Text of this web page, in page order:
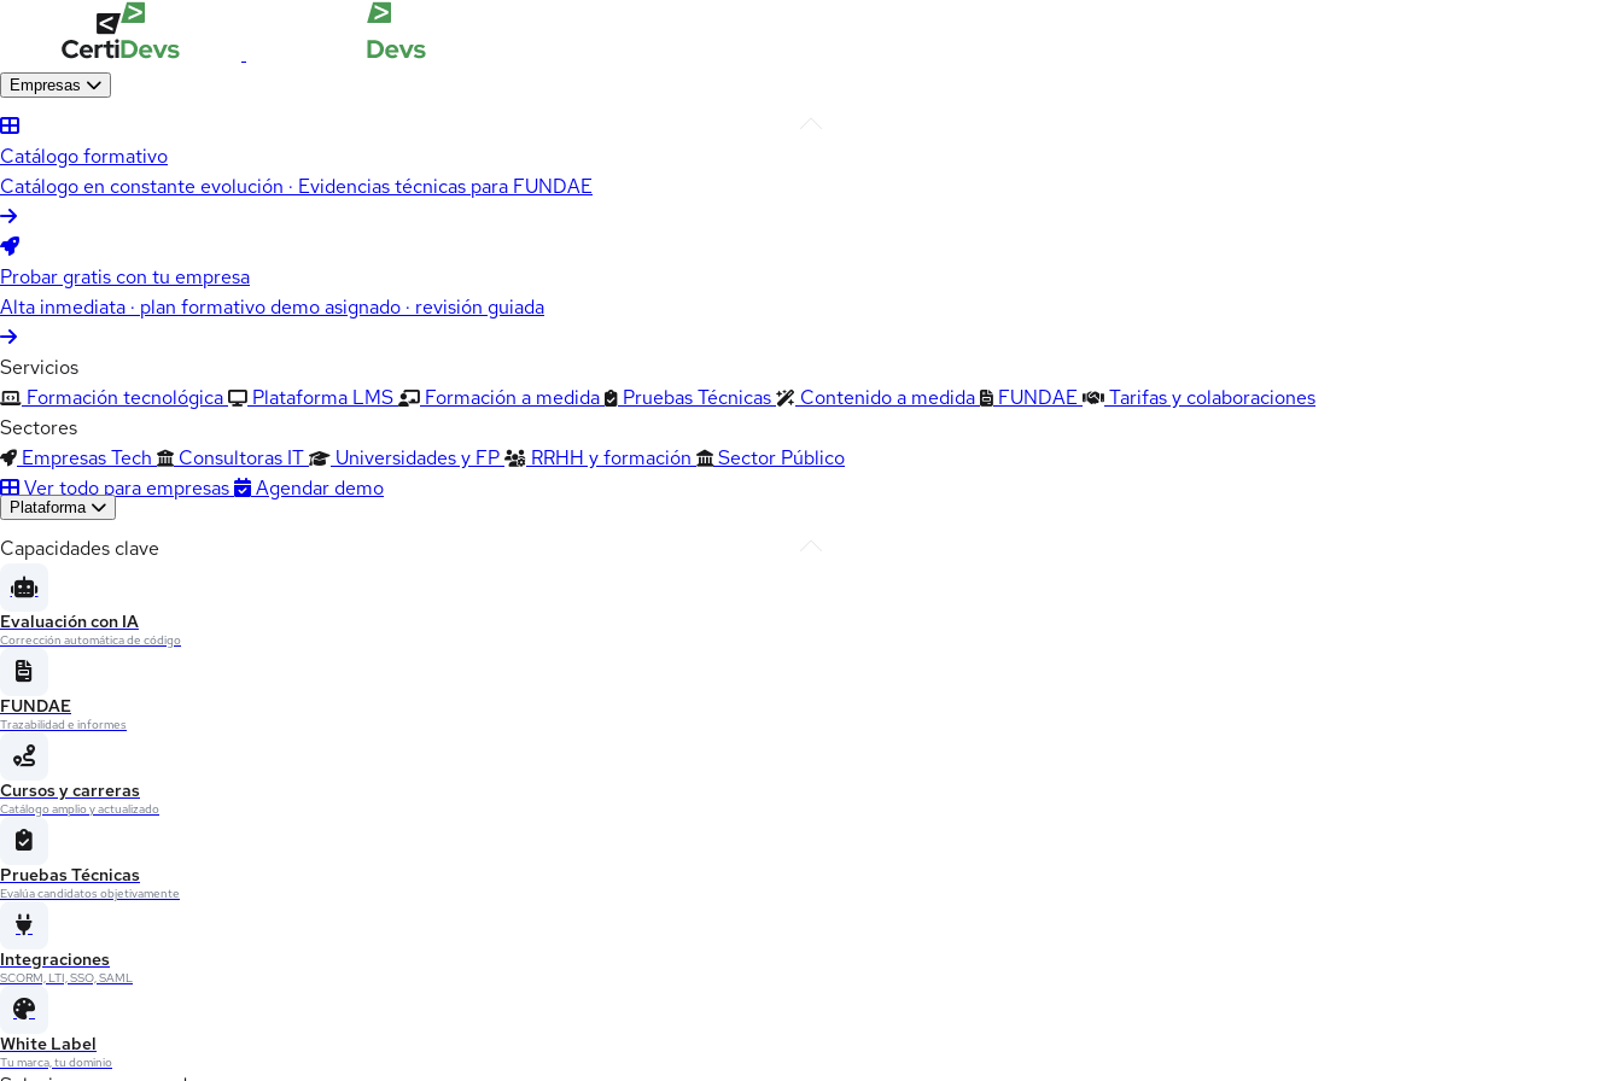
Empresas
Catálogo formativo
Catálogo en constante evolución · Evidencias técnicas para FUNDAE
Probar gratis con tu empresa
Alta inmediata · plan formativo demo asignado · revisión guiada
Servicios
Formación tecnológica
Plataforma LMS Formación a medida Pruebas Técnicas Contenido a medida FUNDAE
Tarifas y colaboraciones
Sectores
Empresas Tech
Consultoras IT Universidades y FP RRHH y formación
Sector Público
Ver todo para empresas
Agendar demo
Plataforma
Capacidades clave
Evaluación con IA
Corrección automática de código
FUNDAE
Trazabilidad e informes
Cursos y carreras
Catálogo amplio y actualizado
Pruebas Técnicas
Evalúa candidatos objetivamente
Integraciones
SCORM, LTI, SSO, SAML
White Label
Tu marca, tu dominio